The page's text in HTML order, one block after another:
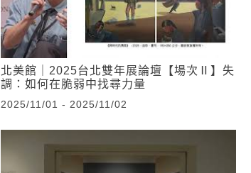
北美館｜2025台北雙年展論壇【場次Ⅱ】失
調：如何在脆弱中找尋力量
2025/11/01 - 2025/11/02